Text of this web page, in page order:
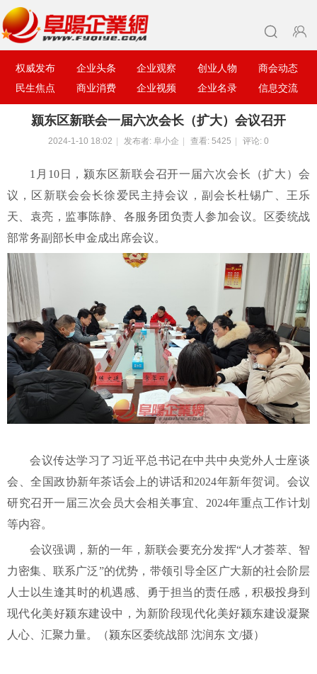
权威发布 企业头条 企业观察 创业人物
商会动态
民生焦点
商业消费 企业视频 企业名录 信息交流
颍东区新联会一届六次会长（扩大）会议召开
2024-1-10 18:02 发布者: 阜小企 查看: 5425 评论: 0
1月10日，颍东区新联会召开一届六次会长（扩大）会
议，区新联会会长徐爱民主持会议，副会长杜锡广、王乐
天、袁亮，监事陈静、各服务团负责人参加会议。区委统战
部常务副部长申金成出席会议。
会议传达学习了习近平总书记在中共中央党外人士座谈
会、全国政协新年茶话会上的讲话和2024年新年贺词。会议
研究召开一届三次会员大会相关事宜、2024年重点工作计划
等内容。
会议强调，新的一年，新联会要充分发挥“人才荟萃、智
力密集、联系广泛”的优势，带领引导全区广大新的社会阶层
人士以生逢其时的机遇感、勇于担当的责任感，积极投身到
现代化美好颍东建设中，为新阶段现代化美好颍东建设凝聚
人心、汇聚力量。（颍东区委统战部 沈润东 文/摄）